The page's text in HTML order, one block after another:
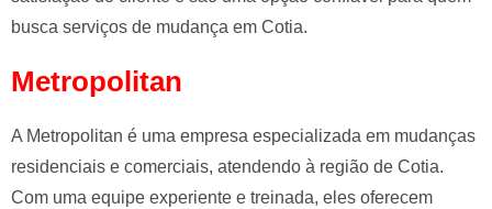
busca serviços de mudança em Cotia.
Metropolitan
A Metropolitan é uma empresa especializada em mudanças
residenciais e comerciais, atendendo à região de Cotia.
Com uma equipe experiente e treinada, eles oferecem